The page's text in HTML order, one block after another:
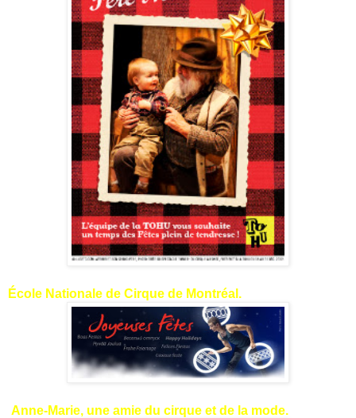
École Nationale de Cirque de Montréal.
Anne-Marie, une amie du cirque et de la mode.